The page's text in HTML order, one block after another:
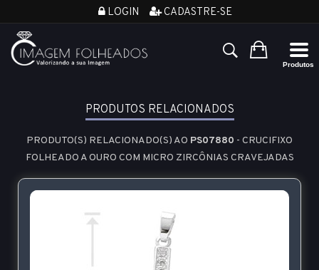
LOGIN CADASTRE-SE
PRODUTOS RELACIONADOS
PRODUTO(S) RELACIONADO(S) AO PS07880 - CRUCIFIXO
FOLHEADO A OURO COM MICRO ZIRCÔNIAS CRAVEJADAS